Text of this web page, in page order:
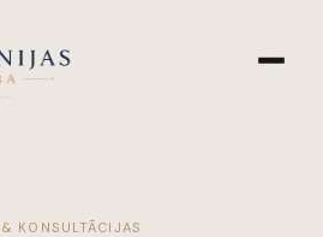
KONSULTĀCIJAS